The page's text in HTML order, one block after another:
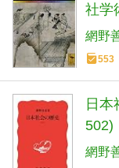
社学
網野
553
日本
502)
網野